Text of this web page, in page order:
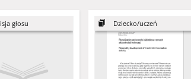
głosu Dziecko/uczeń